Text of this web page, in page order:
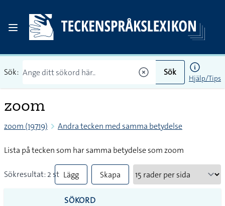
Sök: Sök
Hjälp/Tips
zoom
zoom (19719) Andra tecken med samma betydelse
Lista på tecken som har samma betydelse som zoom
Sökresultat: 2 st Lägg
till
Skapa
SÖKORD